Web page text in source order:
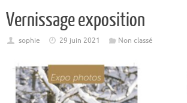
Vernissage exposition
sophie 29 juin 2021 Non classé